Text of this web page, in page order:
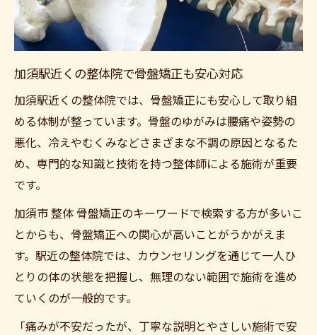
加須駅近くの整体院で骨盤矯正も安心対応
加須駅近くの整体院では、骨盤矯正にも安心して取り組
める体制が整っています。骨盤のゆがみは腰痛や姿勢の
悪化、冷えやむくみなどさまざまな不調の原因となるた
め、専門的な知識と技術を持つ整体師による施術が重要
です。
加須市 整体 骨盤矯正のキーワードで検索する方が多いこ
とからも、骨盤矯正への関心が高いことがうかがえま
す。駅近の整体院では、カウンセリングを通じて一人ひ
とりの体の状態を把握し、無理のない範囲で施術を進め
ていくのが一般的です。
「痛みが不安だったが、丁寧な説明とやさしい施術で安